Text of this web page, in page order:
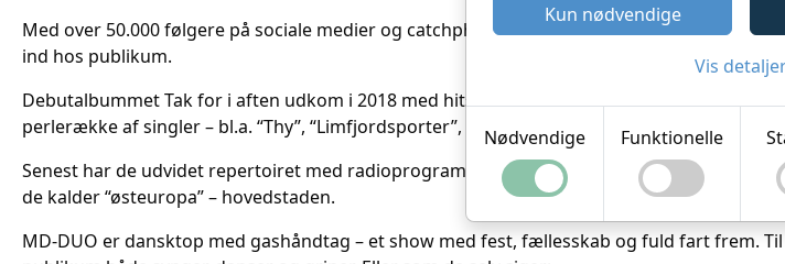
Kun nødvendige
Vis
Nødvendige Funktionelle
Med over 50.000 følgere på sociale medier og catchphrases som “Godaw, venner”, “Vi
ind hos publikum.
Debutalbummet Tak for i aften udkom i 2018 med hits som “Malta” og “Gi’ mig fri nu til
perlerække af singler – bl.a. “Thy”, “Limfjordsporter”, “Lækker Røv” og en hyldestsang til
Senest har de udvidet repertoiret med radioprogrammet Godaw Venner – fra Thy til
de kalder “østeuropa” – hovedstaden.
MD-DUO er dansktop med gashåndtag – et show med fest, fællesskab og fuld fart frem.